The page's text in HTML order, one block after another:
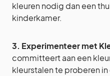
kleuren nodig dan een
kinderkamer.
3. Experimenteer met
committeert aan een
kleurstalen te proberen